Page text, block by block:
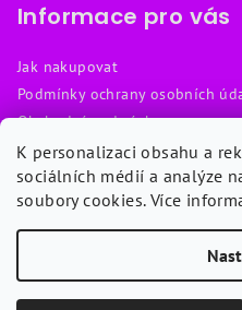
K personalizaci obsahu a
sociálních médií a analýze
soubory cookies. Více
Informace pro vás
Jak nakupovat
Podmínky ochrany osobních
Obchodní podmínky
Reklamační řád
Návody
Kontakty